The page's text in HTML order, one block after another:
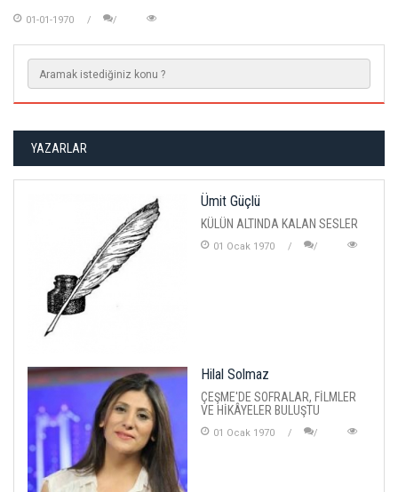
01-01-1970
YAZARLAR
Ümit Güçlü
KÜLÜN ALTINDA KALAN SESLER
01 Ocak 1970
Hilal Solmaz
ÇEŞME'DE SOFRALAR, FİLMLER
VE HİKÂYELER BULUŞTU
01 Ocak 1970